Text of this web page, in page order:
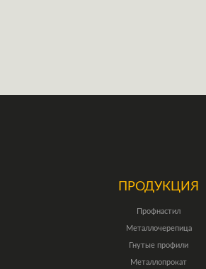
ПРОДУКЦИЯ
Профнастил
Металлочерепица
Гнутые профили
Металлопрокат